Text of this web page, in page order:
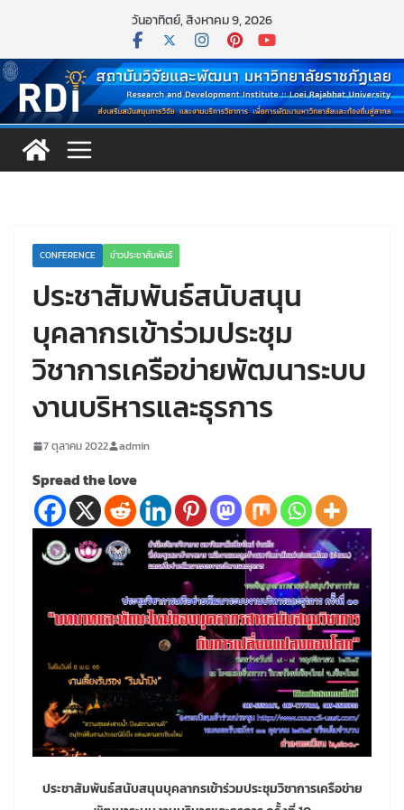
content
วันอาทิตย์, สิงหาคม 9, 2026
CONFERENCE ข่าวประชาสัมพันธ์
ประชาสัมพันธ์สนับสนุน
บุคลากรเข้าร่วมประชุม
วิชาการเครือข่ายพัฒนาระบบ
งานบริหารและธุรการ
7 ตุลาคม 2022 admin
Spread the love
ประชาสัมพันธ์สนับสนุนบุคลากรเข้าร่วมประชุมวิชาการเครือข่าย